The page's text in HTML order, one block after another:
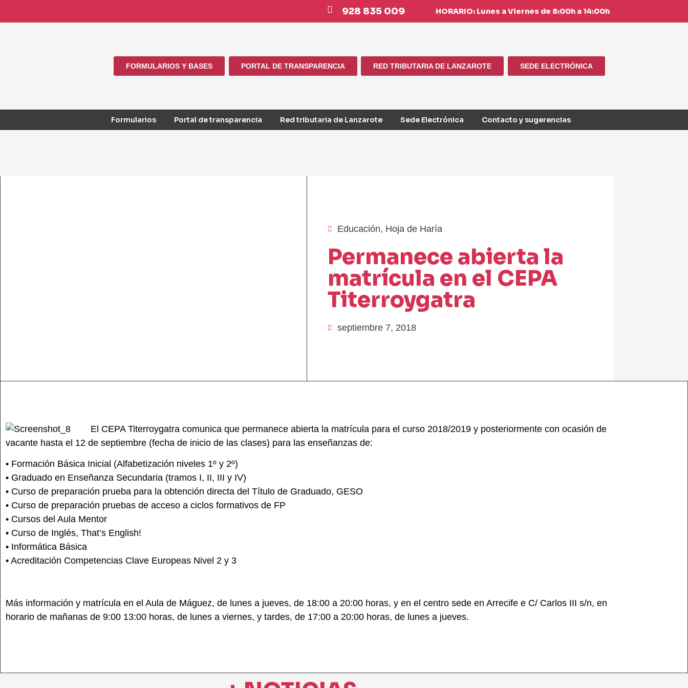
928 835 009 HORARIO: Lunes a Viernes de 8:00h a 14:00h
FORMULARIOS Y BASES PORTAL DE TRANSPARENCIA RED TRIBUTARIA DE LANZAROTE SEDE ELECTRÓNICA
Formularios Portal de transparencia Red tributaria de Lanzarote Sede Electrónica Contacto y sugerencias
Educación, Hoja de Haría
Permanece abierta la
matrícula en el CEPA
Titerroygatra
septiembre 7, 2018
El CEPA Titerroygatra comunica que permanece abierta la matrícula para el curso 2018/2019 y posteriormente con ocasión de
vacante hasta el 12 de septiembre (fecha de inicio de las clases) para las enseñanzas de:
• Formación Básica Inicial (Alfabetización niveles 1º y 2º)
• Graduado en Enseñanza Secundaria (tramos I, II, III y IV)
• Curso de preparación prueba para la obtención directa del Título de Graduado, GESO
• Curso de preparación pruebas de acceso a ciclos formativos de FP
• Cursos del Aula Mentor
• Curso de Inglés, That’s English!
• Informática Básica
• Acreditación Competencias Clave Europeas Nivel 2 y 3
Más información y matrícula en el Aula de Máguez, de lunes a jueves, de 18:00 a 20:00 horas, y en el centro sede en Arrecife e C/ Carlos III s/n, en
horario de mañanas de 9:00 13:00 horas, de lunes a viernes, y tardes, de 17:00 a 20:00 horas, de lunes a jueves.